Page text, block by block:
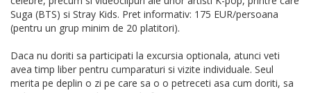
Suga (BTS) si Stray Kids. Pret informativ: 175 EUR/persoana
(pentru un grup minim de 20 platitori).
Daca nu doriti sa participati la excursia optionala, atunci veti
avea timp liber pentru cumparaturi si vizite individuale. Seul
merita pe deplin o zi pe care sa o o petreceti asa cum doriti, sa